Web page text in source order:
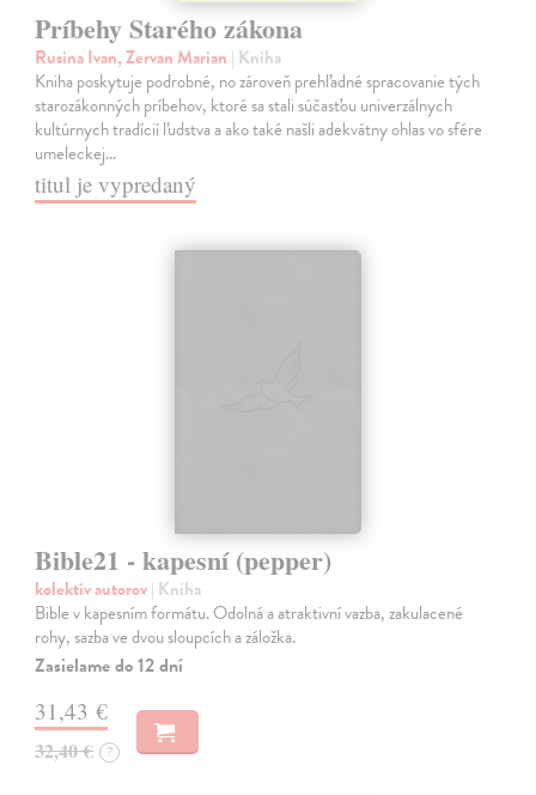
Príbehy Starého zákona
Rusina Ivan, Zervan Marian | Kniha
Kniha poskytuje podrobné, no zároveň prehľadné spracovanie tých
starozákonných príbehov, ktoré sa stali súčasťou univerzálnych
kultúrnych tradícií ľudstva a ako také našli adekvátny ohlas vo sfére
umeleckej…
titul je vypredaný
Bible21 - kapesní (pepper)
kolektív autorov| Kniha
Bible v kapesním formátu. Odolná a atraktivní vazba, zakulacené
rohy, sazba ve dvou sloupcích a záložka.
Zasielame do 12 dní
31,43 €
32,40 € ?